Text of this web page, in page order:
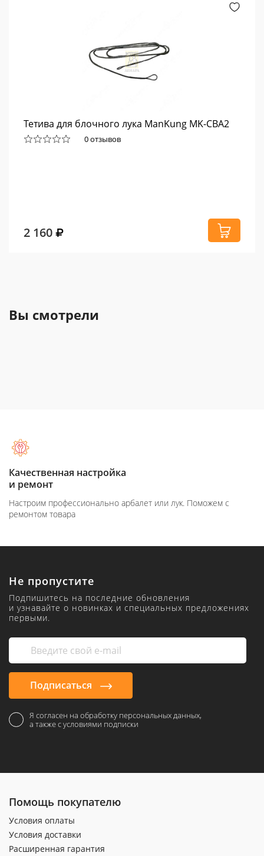
Тетива для блочного лука ManKung MK-CBA2
0 отзывов
2 160
Вы смотрели
Качественная настройка
и ремонт
Настроим профессионально арбалет или лук. Поможем с
ремонтом товара
Не пропустите
Подпишитесь на последние обновления
и узнавайте о новинках и специальных предложениях
первыми.
Подписаться
Я согласен на обработку персональных данных,
а также с условиями подписки
Помощь покупателю
Условия оплаты
Условия доставки
Расширенная гарантия